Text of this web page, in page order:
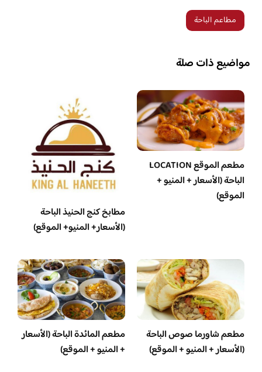
مطاعم الباحة
مواضيع ذات صلة
مطعم الموقع LOCATION
الباحة (الأسعار + المنيو +
الموقع)
مطابخ كنج الحنيذ الباحة
(الأسعار+ المنيو+ الموقع)
مطعم شاورما صوص الباحة
(الأسعار + المنيو + الموقع)
مطعم المائدة الباحة (الأسعار
+ المنيو + الموقع)